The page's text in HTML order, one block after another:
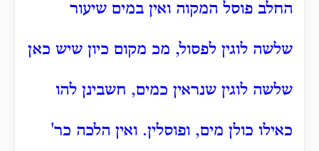
החלב פוסל המקוה ואין במים שיעור
שלשה לוגין לפסול, מכ מקום כיון שיש כאן
שלשה לוגין שנראין כמים, חשבינן להו
כאילו כולן מים, ופוסלין. ואין הלכה כר'